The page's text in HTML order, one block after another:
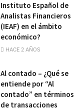
Instituto Español de
Analistas Financieros
(IEAF) en el ámbito
económico?
HACE 2 AÑOS
Al contado – ¿Qué se
entiende por “Al
contado” en términos
de transacciones